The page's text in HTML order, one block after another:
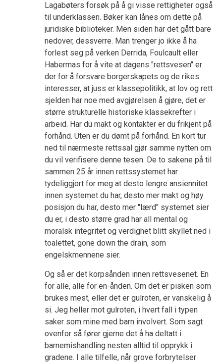
Lagabøters forsøk på å gi visse rettigheter også
til underklassen. Bøker kan lånes om dette på
juridiske biblioteker. Men siden har det gått bare
nedover, dessverre. Man trenger jo ikke å ha
forlest seg på verken Derrida, Foulcault eller
Habermas for å vite at dagens "rettsvesen" er
der for å forsvare borgerskapets og de rikes
interesser, at juss er klassepolitikk, at lov og rett
sjelden har noe med avgjørelsen å gjøre, det er
større strukturelle historiske klassekrefter i
arbeid. Har du makt og kontakter er du frikjent på
forhånd. Uten er du dømt på forhånd. En kort tur
ned til nærmeste rettssal gjør samme nytten om
du vil verifisere denne tesen. De to sakene på til
sammen 25 år innen rettssystemet har
tydeliggjort for meg at desto lengre ansiennitet
innen systemet du har, desto mer makt og høy
posisjon du har, desto mer "lærd" systemet sier
du er, i desto større grad har all mental og
moralsk integritet og verdighet blitt skyllet ned i
toalettet, gone down the drain, som
engelskmennene sier.
Og så er det korpsånden innen rettsvesenet. En
for alle, alle for en-ånden. Om det er pisken som
brukes mest, eller det er gulroten, er vanskelig å
si. Jeg heller mot gulroten, i hvert fall i typen
saker som mine med barn involvert. Som sagt
ovenfor så fører gjerne det å ha deltatt i
barnemishandling nesten alltid til opprykk i
gradene. I alle tilfelle, når grove forbrytelser